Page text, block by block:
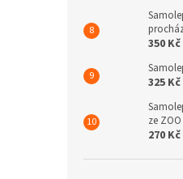
350 Kč
325 Kč
ze ZOO
270 Kč